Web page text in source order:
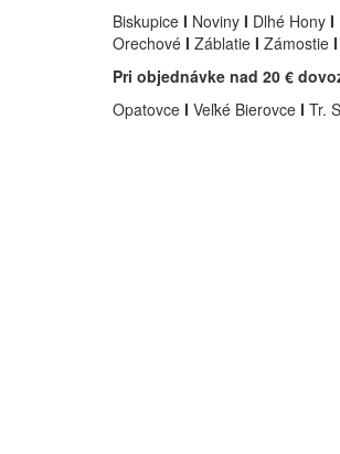
Biskupice I Noviny I Dlhé Hony I
Orechové I Záblatie I Zámostie I
Pri objednávke nad 20 €
Opatovce I Veľké Bierovce I Tr.